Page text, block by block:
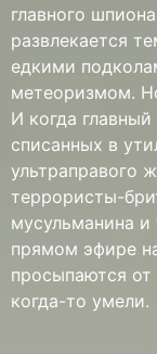
главного
развлекается
едкими
метеоризмом.
И когда
списанных в
ультраправого
террористы-
мусульманина и
прямом эфире
просыпаются
когда-то умели.